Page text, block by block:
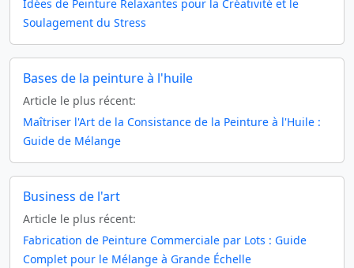
Idées de Peinture Relaxantes pour la Créativité et le
Soulagement du Stress
Bases de la peinture à l'huile
Article le plus récent:
Maîtriser l'Art de la Consistance de la Peinture à l'Huile :
Guide de Mélange
Business de l'art
Article le plus récent:
Fabrication de Peinture Commerciale par Lots : Guide
Complet pour le Mélange à Grande Échelle